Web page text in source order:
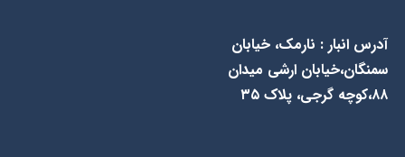
آدرس انبار : نارمک، خیابان
سمنگان،خیابان ارشی میدان
۸۸،کوچه گرجی، پلاک ۳۵